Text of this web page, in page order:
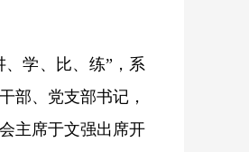
、学、比、练”，系
部、党支部书记，
主席于文强出席开